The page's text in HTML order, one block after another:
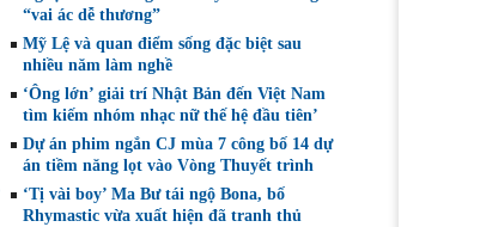
Việt Nam
“vai ác dễ thương”
Mỹ Lệ và quan điểm sống đặc biệt sau
nhiều năm làm nghề
‘Ông lớn’ giải trí Nhật Bản đến Việt Nam
tìm kiếm nhóm nhạc nữ thế hệ đầu tiên’
Dự án phim ngắn CJ mùa 7 công bố 14 dự
án tiềm năng lọt vào Vòng Thuyết trình
‘Tị vài boy’ Ma Bư tái ngộ Bona, bố
Rhymastic vừa xuất hiện đã tranh thủ